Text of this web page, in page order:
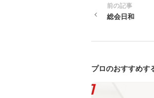
前の記事
総会日和
プロのおすすめす